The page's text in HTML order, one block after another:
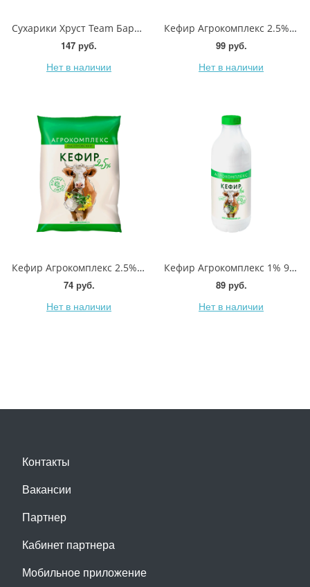
Сухарики Хруст Team Барная коллекция Стейк и черный перец 140г
147 руб.
Нет в наличии
Кефир Агрокомплекс 2.5% 900г
99 руб.
Нет в наличии
Кефир Агрокомплекс 2.5% 900мл
74 руб.
Нет в наличии
Кефир Агрокомплекс 1% 900мл
89 руб.
Нет в наличии
Контакты
Вакансии
Партнер
Кабинет партнера
Мобильное приложение